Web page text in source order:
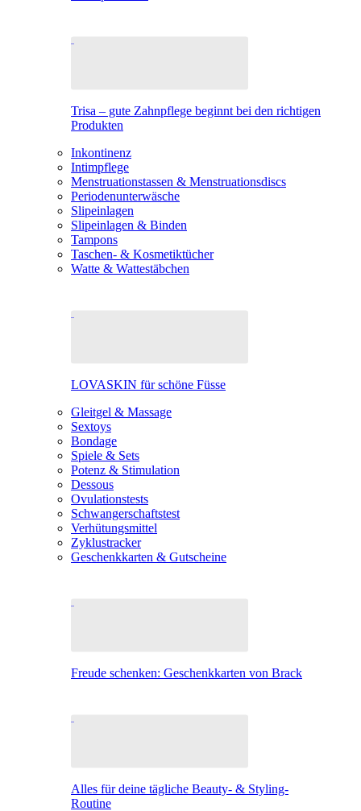
Trisa – gute Zahnpflege beginnt bei den richtigen
Produkten
Inkontinenz
Intimpflege
Menstruationstassen & Menstruationsdiscs
Periodenunterwäsche
Slipeinlagen
Slipeinlagen & Binden
Tampons
Taschen- & Kosmetiktücher
Watte & Wattestäbchen
LOVASKIN für schöne Füsse
Gleitgel & Massage
Sextoys
Bondage
Spiele & Sets
Potenz & Stimulation
Dessous
Ovulationstests
Schwangerschaftstest
Verhütungsmittel
Zyklustracker
Geschenkkarten & Gutscheine
Freude schenken: Geschenkkarten von Brack
Alles für deine tägliche Beauty- & Styling-
Routine